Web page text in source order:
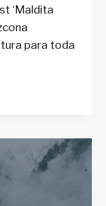
‘Maldita
para toda